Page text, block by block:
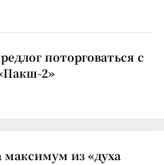
поторговаться с
2»
максимум из «духа